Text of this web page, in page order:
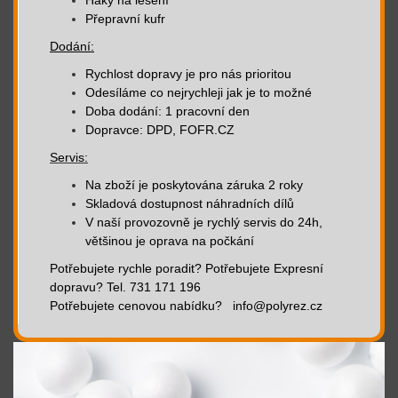
Přepravní kufr
Dodání:
Rychlost dopravy je pro nás prioritou
Odesíláme co nejrychleji jak je to možné
Doba dodání: 1 pracovní den
Dopravce: DPD, FOFR.CZ
Servis:
Na zboží je poskytována záruka 2 roky
Skladová dostupnost náhradních dílů
V naší provozovně je rychlý servis do 24h,
většinou je oprava na počkání
Potřebujete rychle poradit? Potřebujete Expresní
dopravu? Tel. 731 171 196
Potřebujete cenovou nabídku? info@polyrez.cz